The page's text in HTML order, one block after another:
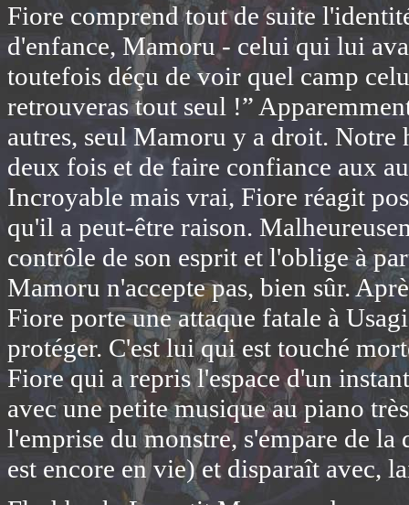
Fiore comprend tout de suite
d'enfance, Mamoru - celui qui lui
toutefois déçu de voir quel camp
retrouveras tout seul !”
autres, seul Mamoru y a droit. Notre
deux fois et de faire confiance aux
Incroyable mais vrai, Fiore réagit
qu'il a peut-être raison.
contrôle de son esprit et l'oblige à
Mamoru n'accepte pas, bien sûr.
Fiore porte une attaque fatale à
protéger. C'est lui qui est touché
Fiore qui a repris l'espace d'un
avec une petite musique au piano
l'emprise du monstre, s'empare de
est encore en vie) et disparaît avec,